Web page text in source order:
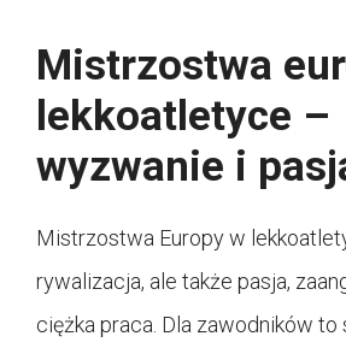
Mistrzostwa
lekkoatletyce –
wyzwanie i
Mistrzostwa Europy w
rywalizacja, ale także pasja,
ciężka praca. Dla zawodników to